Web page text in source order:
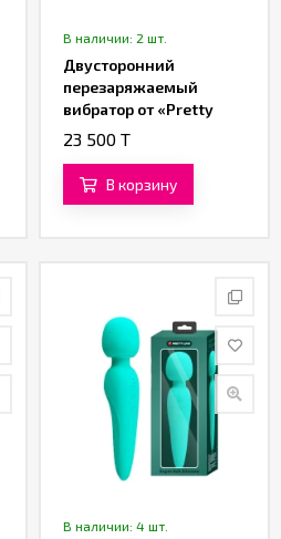
В наличии: 2 шт.
Двусторонний
перезаряжаемый
вибратор от «Pretty
love»
23 500 T
В корзину
В наличии: 4 шт.